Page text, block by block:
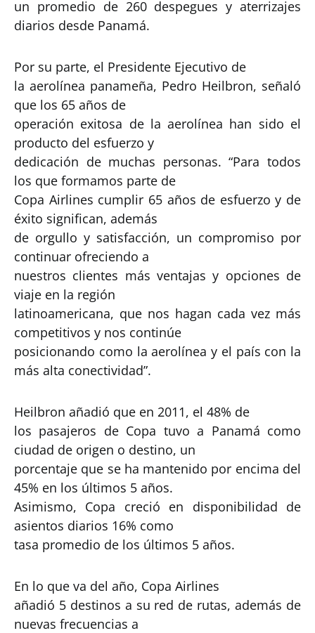
un promedio de 260 despegues y aterrizajes
diarios desde Panamá.
Por su parte, el Presidente Ejecutivo de
la aerolínea panameña, Pedro Heilbron, señaló
que los 65 años de
operación exitosa de la aerolínea han sido el
producto del esfuerzo y
dedicación de muchas personas. “Para todos
los que formamos parte de
Copa Airlines cumplir 65 años de esfuerzo y de
éxito significan, además
de orgullo y satisfacción, un compromiso por
continuar ofreciendo a
nuestros clientes más ventajas y opciones de
viaje en la región
latinoamericana, que nos hagan cada vez más
competitivos y nos continúe
posicionando como la aerolínea y el país con la
más alta conectividad”.
Heilbron añadió que en 2011, el 48% de
los pasajeros de Copa tuvo a Panamá como
ciudad de origen o destino, un
porcentaje que se ha mantenido por encima del
45% en los últimos 5 años.
Asimismo, Copa creció en disponibilidad de
asientos diarios 16% como
tasa promedio de los últimos 5 años.
En lo que va del año, Copa Airlines
añadió 5 destinos a su red de rutas, además de
nuevas frecuencias a